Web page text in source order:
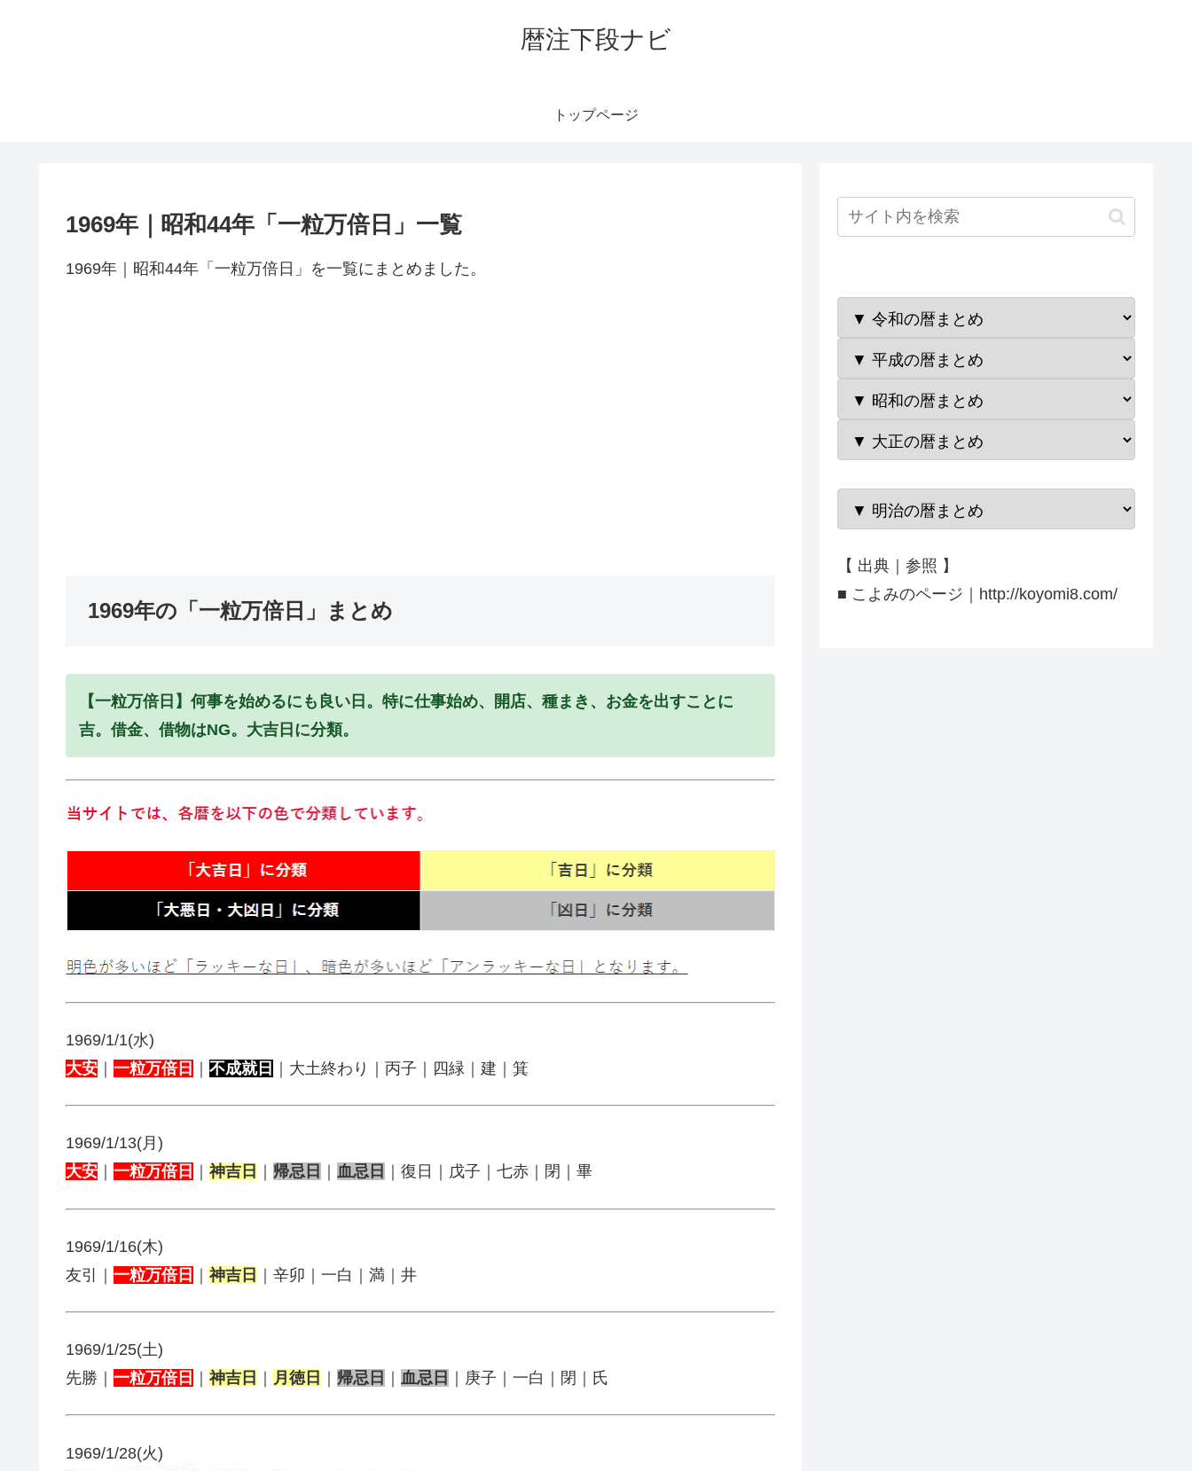
暦注下段ナビ
トップページ
1969年｜昭和44年「一粒万倍日」一覧
1969年｜昭和44年「一粒万倍日」を一覧にまとめました。
1969年の「一粒万倍日」まとめ
【一粒万倍日】何事を始めるにも良い日。特に仕事始め、開店、種まき、お金を出すことに
吉。借金、借物はNG。大吉日に分類。
1969/1/1(水)
大安
一粒万倍日 不成就日 ｜大土終わり｜丙子｜四緑｜建｜箕
1969/1/13(月)
大安
一粒万倍日 神吉日 帰忌日 血忌日 ｜復日｜戊子｜七赤｜閉｜畢
1969/1/16(木)
友引｜ 一粒万倍日 ｜ 神吉日 ｜辛卯｜一白｜満｜井
1969/1/25(土)
先勝｜ 一粒万倍日 神吉日 月徳日 帰忌日 血忌日 ｜庚子｜一白｜閉｜氏
1969/1/28(火)
【 出典｜参照 】
■ こよみのページ｜http://koyomi8.com/